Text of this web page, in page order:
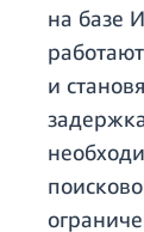
на базе
и